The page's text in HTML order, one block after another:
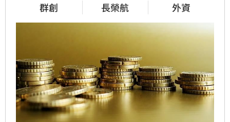
群創 長榮航 外資